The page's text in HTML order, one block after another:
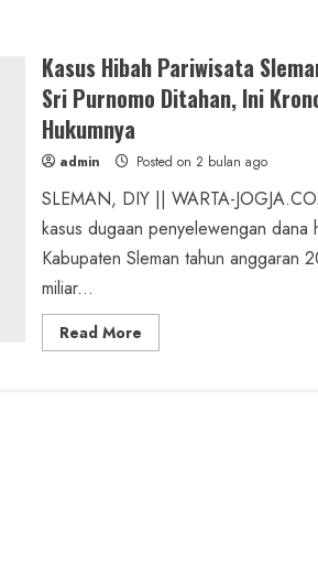
Kasus Hibah Pariwisata
Sri Purnomo Ditahan, Ini
Hukumnya
admin Posted on 2 bulan ago
SLEMAN, DIY || WARTA-
kasus dugaan penyelewengan dana
Kabupaten Sleman tahun anggaran
miliar...
Read MoreRead
more